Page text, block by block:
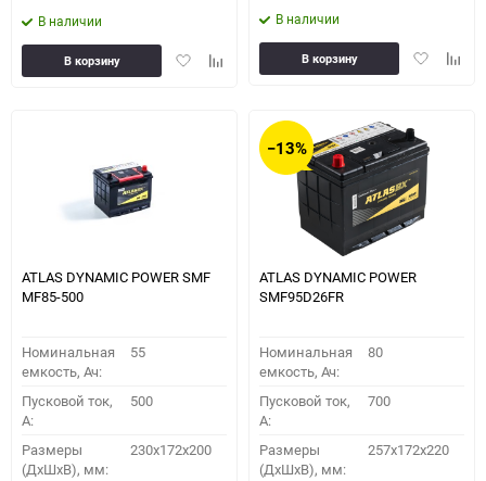
В наличии
ДобавитьДобавить
В корзину
В наличии
Добавить
В корзину
ATLAS DYNAMIC POWER SMF
MF85-500
Номинальная
емкость, Ач:
55
Пусковой ток,
A:
500
Размеры
(ДхШхВ), мм:
230x172x200
−13%
ATLAS DYNAMIC POWER
SMF95D26FR
Номинальная
емкость, Ач:
80
Пусковой ток,
A:
700
Размеры
(ДхШхВ), мм:
257x172x220